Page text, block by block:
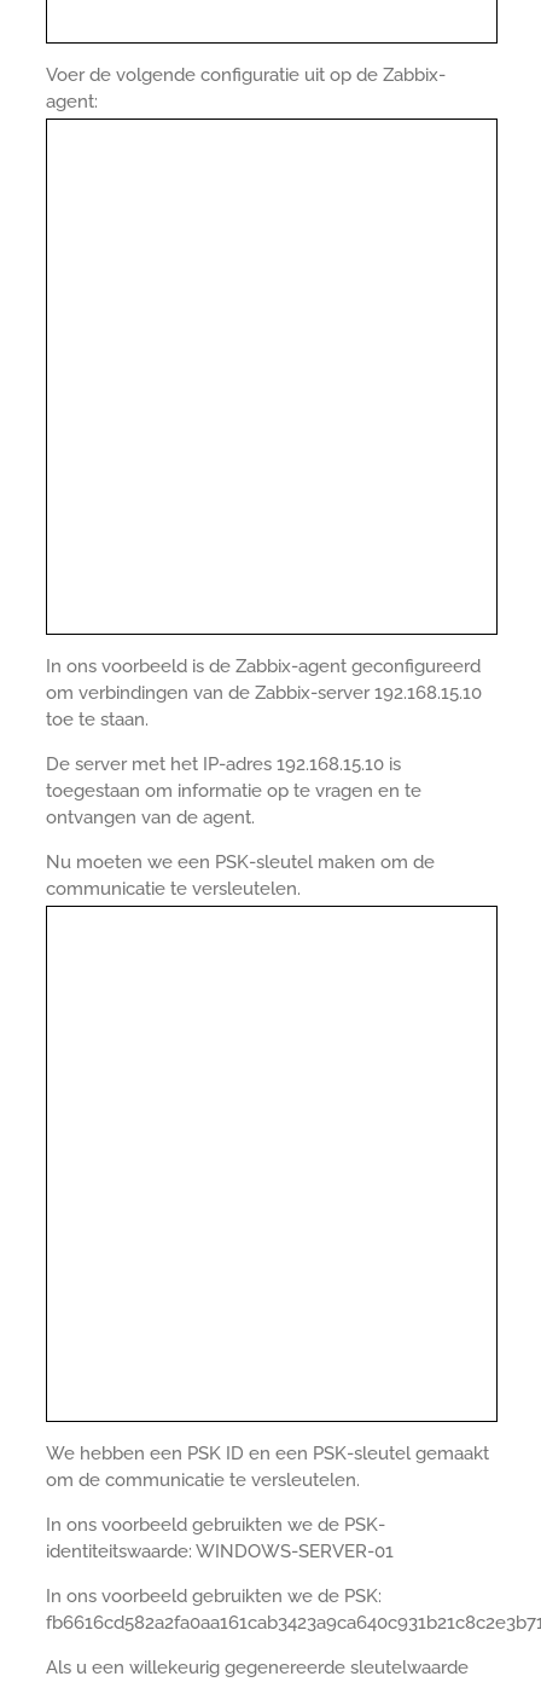
Voer de volgende configuratie uit op de Zabbix-
agent:
In ons voorbeeld is de Zabbix-agent geconfigureerd
om verbindingen van de Zabbix-server 192.168.15.10
toe te staan.
De server met het IP-adres 192.168.15.10 is
toegestaan om informatie op te vragen en te
ontvangen van de agent.
Nu moeten we een PSK-sleutel maken om de
communicatie te versleutelen.
We hebben een PSK ID en een PSK-sleutel gemaakt
om de communicatie te versleutelen.
In ons voorbeeld gebruikten we de PSK-
identiteitswaarde: WINDOWS-SERVER-01
In ons voorbeeld gebruikten we de PSK:
Als u een willekeurig gegenereerde sleutelwaarde